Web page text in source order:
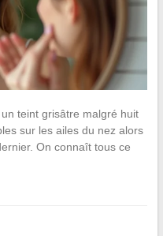
teint grisâtre malgré huit
sur les ailes du nez alors
On connaît tous ce